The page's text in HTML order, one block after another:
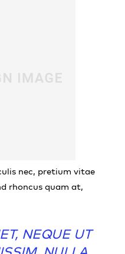
nec, pretium vitae
rhoncus quam at,
NEQUE UT